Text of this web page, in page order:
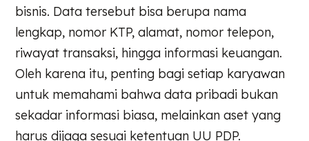
bisnis. Data tersebut bisa berupa nama
lengkap, nomor KTP, alamat, nomor telepon,
riwayat transaksi, hingga informasi keuangan.
Oleh karena itu, penting bagi setiap karyawan
untuk memahami bahwa data pribadi bukan
sekadar informasi biasa, melainkan aset yang
harus dijaga sesuai ketentuan UU PDP.